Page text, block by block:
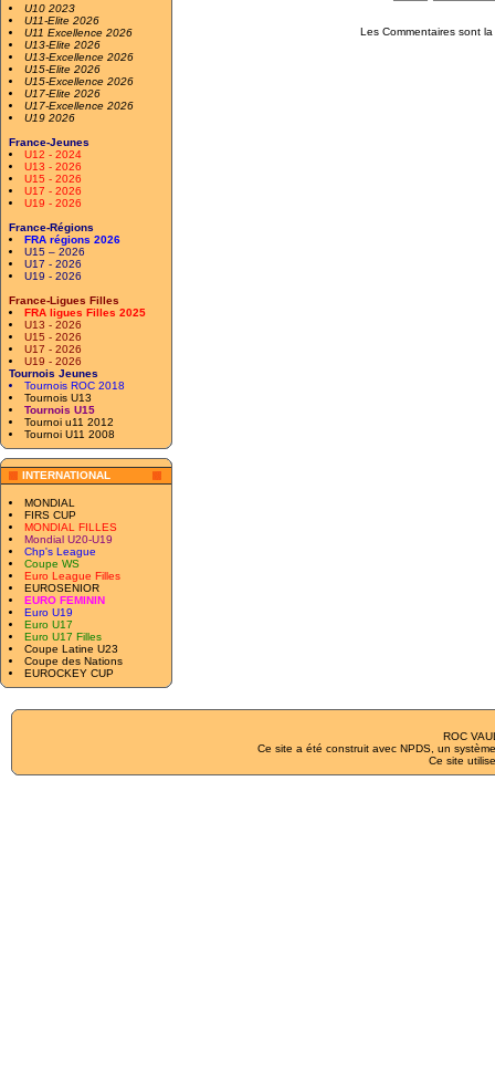
U10 2023
U11-Elite 2026
U11 Excellence 2026
U13-Elite 2026
U13-Excellence 2026
U15-Elite 2026
U15-Excellence 2026
U17-Elite 2026
U17-Excellence 2026
U19 2026
France-Jeunes
U12 - 2024
U13 - 2026
U15 - 2026
U17 - 2026
U19 - 2026
France-Régions
FRA régions 2026
U15 – 2026
U17 - 2026
U19 - 2026
France-Ligues Filles
FRA ligues Filles 2025
U13 - 2026
U15 - 2026
U17 - 2026
U19 - 2026
Tournois Jeunes
Tournois ROC 2018
Tournois U13
Tournois U15
Tournoi u11 2012
Tournoi U11 2008
INTERNATIONAL
MONDIAL
FIRS CUP
MONDIAL FILLES
Mondial U20-U19
Chp's League
Coupe WS
Euro League Filles
EUROSENIOR
EURO FEMININ
Euro U19
Euro U17
Euro U17 Filles
Coupe Latine U23
Coupe des Nations
EUROCKEY CUP
Les Commentaires sont
ROC
Ce site a été construit avec NPDS , un
Ce site